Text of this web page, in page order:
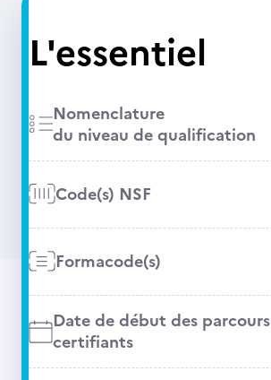
L'essentiel
Nomenclature
du niveau de qualification
Code(s) NSF
Formacode(s)
Date de début des parcours
certifiants